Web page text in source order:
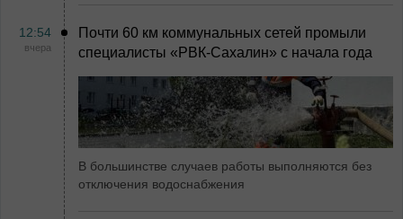
12:54
вчера
Почти 60 км коммунальных сетей промыли
специалисты «РВК‑Сахалин» с начала года
В большинстве случаев работы выполняются без
отключения водоснабжения